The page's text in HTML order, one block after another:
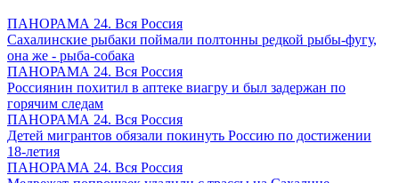
ПАНОРАМА 24. Вся Россия
Сахалинские рыбаки поймали полтонны редкой рыбы-фугу,
она же - рыба-собака
ПАНОРАМА 24. Вся Россия
Россиянин похитил в аптеке виагру и был задержан по
горячим следам
ПАНОРАМА 24. Вся Россия
Детей мигрантов обязали покинуть Россию по достижении
18-летия
ПАНОРАМА 24. Вся Россия